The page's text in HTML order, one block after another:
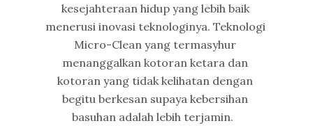
kesejahteraan hidup yang lebih baik
menerusi inovasi teknologinya. Teknologi
Micro-Clean yang termasyhur
menanggalkan kotoran ketara dan
kotoran yang tidak kelihatan dengan
begitu berkesan supaya kebersihan
basuhan adalah lebih terjamin.